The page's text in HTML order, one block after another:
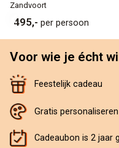
Zandvoort
495,- per persoon
Voor wie je écht
Feestelijk cadeau
Gratis personaliseren
Cadeaubon is 2 jaar